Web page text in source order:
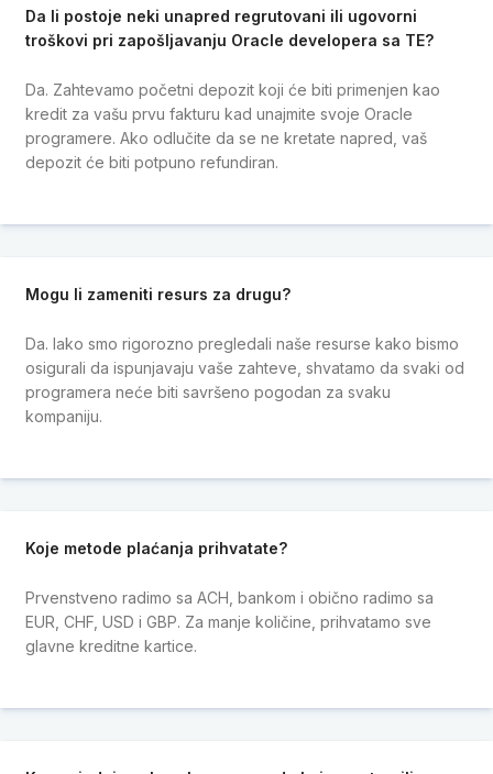
Da li postoje neki unapred regrutovani ili ugovorni
troškovi pri zapošljavanju Oracle developera sa TE?
Da. Zahtevamo početni depozit koji će biti primenjen kao
kredit za vašu prvu fakturu kad unajmite svoje Oracle
programere. Ako odlučite da se ne kretate napred, vaš
depozit će biti potpuno refundiran.
Mogu li zameniti resurs za drugu?
Da. Iako smo rigorozno pregledali naše resurse kako bismo
osigurali da ispunjavaju vaše zahteve, shvatamo da svaki od
programera neće biti savršeno pogodan za svaku
kompaniju.
Koje metode plaćanja prihvatate?
Prvenstveno radimo sa ACH, bankom i obično radimo sa
EUR, CHF, USD i GBP. Za manje količine, prihvatamo sve
glavne kreditne kartice.